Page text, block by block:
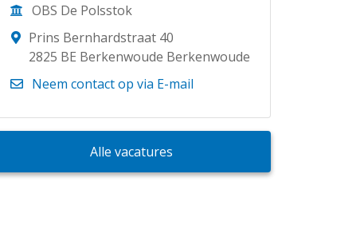
OBS De Polsstok
Prins Bernhardstraat 40
2825 BE Berkenwoude Berkenwoude
Neem contact op via E-mail
Alle vacatures